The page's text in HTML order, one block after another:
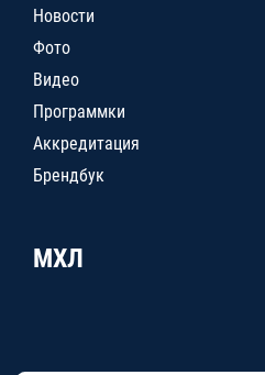
Новости
Фото
Видео
Программки
Аккредитация
Брендбук
МХЛ